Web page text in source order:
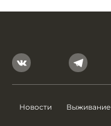
Новости Выживание